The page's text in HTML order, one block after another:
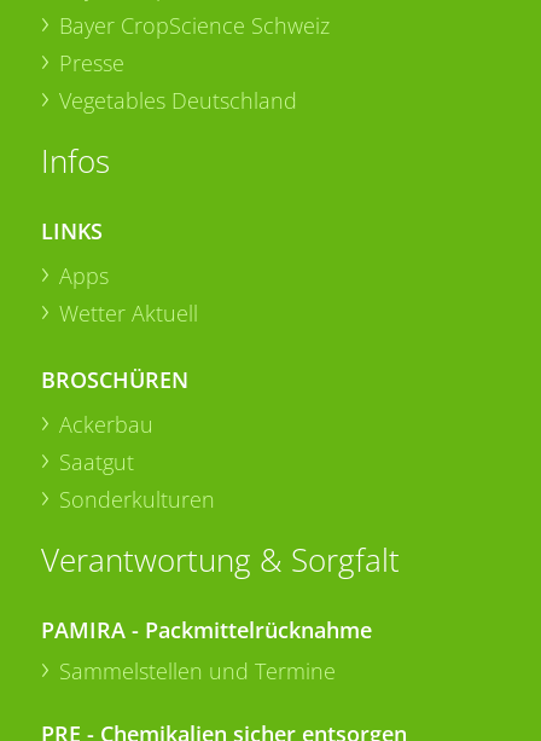
Bayer CropScience Schweiz
Presse
Vegetables Deutschland
Infos
LINKS
Apps
Wetter Aktuell
BROSCHÜREN
Ackerbau
Saatgut
Sonderkulturen
Verantwortung & Sorgfalt
PAMIRA - Packmittelrücknahme
Sammelstellen und Termine
PRE - Chemikalien sicher entsorgen